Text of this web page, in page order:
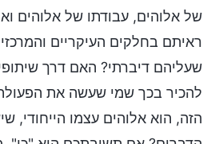
של אלוהים, עבודתו של אלוהים
ראיתם בחלקים העיקריים
שעליהם דיברתי? האם דרך
להכיר בכך שמי שעשה את
הזה, הוא אלוהים עצמו הייחודי,